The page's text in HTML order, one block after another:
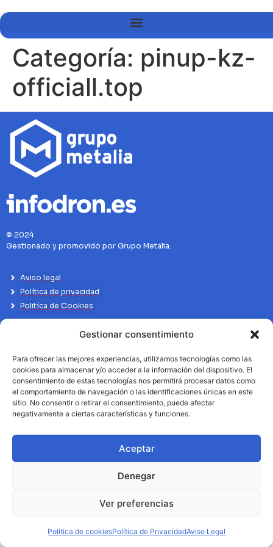
Gestionar consentimiento
Para ofrecer las mejores experiencias, utilizamos tecnologías como las
cookies para almacenar y/o acceder a la información del dispositivo. El
consentimiento de estas tecnologías nos permitirá procesar datos como
el comportamiento de navegación o las identificaciones únicas en este
sitio. No consentir o retirar el consentimiento, puede afectar
negativamente a ciertas características y funciones.
Aceptar
Denegar
Ver preferencias
Política de cookiesPolítica de PrivacidadAviso Legal
Categoría: pinup-kz-
officiall.top
© 2024
Gestionado y promovido por Grupo Metalia.
Aviso legal
Política de privacidad
Politíca de Cookies